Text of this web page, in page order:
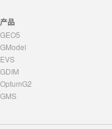
产品
GEO5
GModel
EVS
GDIM
OptumG2
GMS